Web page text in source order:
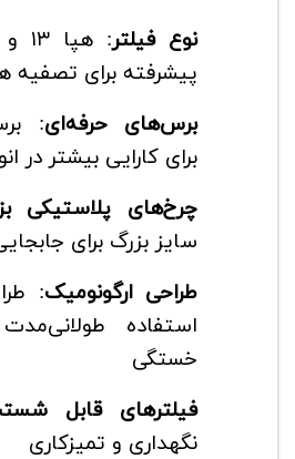
نوع فیلتر
پیشرفته برای تصفیه
برس‌های حرفه‌ای:
برای کارایی بیشتر در
چرخ‌های پلاستیکی
سایز بزرگ برای
طراحی ارگونومیک:
استفاده
خستگی
فیلترهای قابل
نگهداری و تمیزکاری